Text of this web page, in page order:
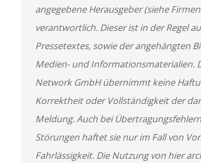
angegebene Herausgeber (siehe
verantwortlich. Dieser ist in der Regel
Pressetextes, sowie der angehängten
Medien- und Informationsmaterialien.
Network GmbH übernimmt keine
Korrektheit oder Vollständigkeit der
Meldung. Auch bei
Störungen haftet sie nur im Fall von
Fahrlässigkeit. Die Nutzung von hier